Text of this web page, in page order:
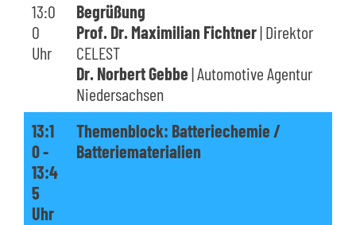
13:0
0
Uhr
Begrüßung
Prof. Dr. Maximilian Fichtner| Direktor
CELEST
Dr. Norbert Gebbe| Automotive Agentur
Niedersachsen
13:1
0 -
13:4
5
Uhr
Themenblock: Batteriechemie /
Batteriematerialien